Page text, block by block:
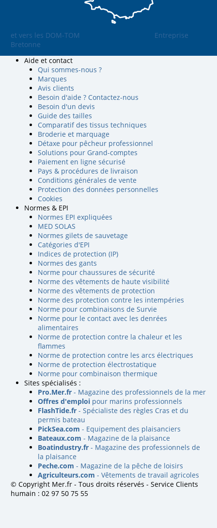
et vers les DOM-TOM
Entreprise
Bretonne
Aide et contact
Qui sommes-nous ?
Marques
Avis clients
Besoin d'aide ? Contactez-nous
Besoin d'un devis
Guide des tailles
Comparatif des tissus techniques
Broderie et marquage
Détaxe pour pêcheur professionnel
Solutions pour Grand-comptes
Paiement en ligne sécurisé
Pays & procédures de livraison
Conditions générales de vente
Protection des données personnelles
Cookies
Normes & EPI
Normes EPI expliquées
MED SOLAS
Normes gilets de sauvetage
Catégories d'EPI
Indices de protection (IP)
Normes des gants
Norme pour chaussures de sécurité
Norme des vêtements de haute visibilité
Norme des vêtements de protection
Norme des protection contre les intempéries
Norme pour combinaisons de Survie
Norme pour le contact avec les denrées
alimentaires
Norme de protection contre la chaleur et les
flammes
Norme de protection contre les arcs électriques
Norme de protection électrostatique
Norme pour combinaison thermique
Sites spécialisés :
Pro.Mer.fr - Magazine des professionnels de la mer
Offres d'emploi pour marins professionnels
FlashTide.fr - Spécialiste des règles Cras et du
permis bateau
PickSea.com - Equipement des plaisanciers
Bateaux.com - Magazine de la plaisance
Boatindustry.fr - Magazine des professionnels de
la plaisance
Peche.com - Magazine de la pêche de loisirs
Agriculteurs.com - Vêtements de travail agricoles
© Copyright Mer.fr - Tous droits réservés - Service Clients
humain : 02 97 50 75 55